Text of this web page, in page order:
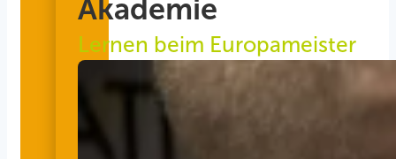
Akademie
Lernen beim Europameister